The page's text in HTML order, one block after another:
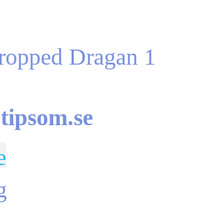
tipsom.se